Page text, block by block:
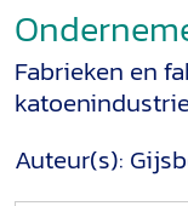
Fabrieken en
Auteur(s):